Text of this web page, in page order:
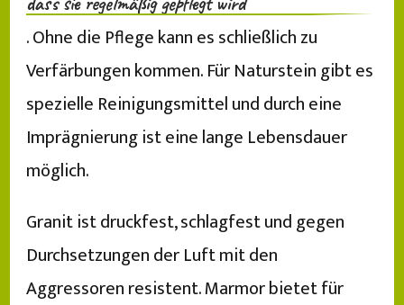
. Ohne die Pflege kann es schließlich zu
Verfärbungen kommen. Für Naturstein gibt es
spezielle Reinigungsmittel und durch eine
Imprägnierung ist eine lange Lebensdauer
möglich.
Granit ist druckfest, schlagfest und gegen
Durchsetzungen der Luft mit den
Aggressoren resistent. Marmor bietet für